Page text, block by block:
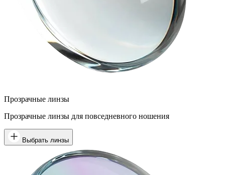
Прозрачные линзы
Прозрачные линзы для повседневного ношения
Выбрать линзы